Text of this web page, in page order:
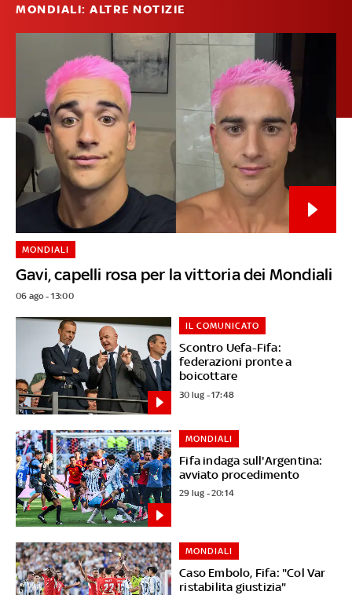
MONDIALI: ALTRE NOTIZIE
Gavi, capelli rosa per la vittoria dei Mondiali
MONDIALI
06 ago - 13:00
Scontro Uefa-Fifa:
federazioni pronte a
boicottare
IL COMUNICATO
30 lug - 17:48
Fifa indaga sull'Argentina:
avviato procedimento
MONDIALI
29 lug - 20:14
Caso Embolo, Fifa: "Col Var
ristabilita giustizia"
MONDIALI